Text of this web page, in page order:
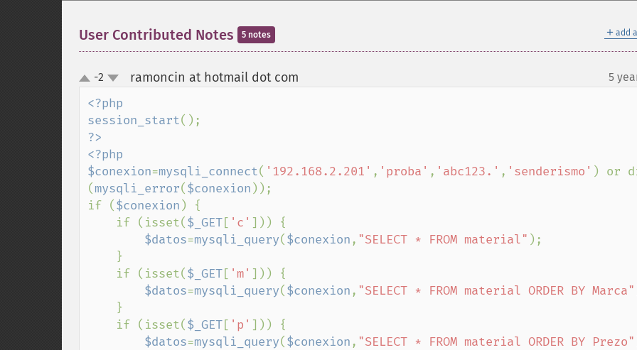
＋ add
User Contributed Notes 5 notes
up
down
-2 ramoncin at hotmail dot com 5
<?php
session_start
?>
<?php
$conexion=mysqli_connect( '192.168.2.201' , 'proba' , 'abc123.' , 'senderismo' ) or
(mysqli_error($conexion ));
if ($conexion ) {
    if (isset(
$_GET[ 'c' ])) {
$datos=mysqli_query($conexion , "SELECT * FROM material" );
    if (isset(
$_GET[ 'm' ])) {
$datos=mysqli_query($conexion , "SELECT * FROM material ORDER BY Marca"
    if (isset(
$_GET[ 'p' ])) {
$datos=mysqli_query($conexion , "SELECT * FROM material ORDER BY Prezo"